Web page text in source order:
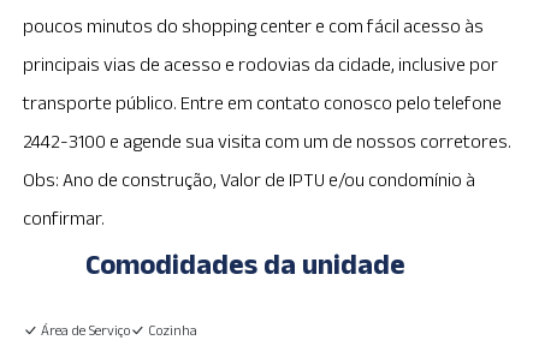
poucos minutos do shopping center e com fácil acesso às
principais vias de acesso e rodovias da cidade, inclusive por
transporte público. Entre em contato conosco pelo telefone
2442-3100 e agende sua visita com um de nossos corretores.
Obs: Ano de construção, Valor de IPTU e/ou condomínio à
confirmar.
Comodidades da unidade
Área de Serviço Cozinha